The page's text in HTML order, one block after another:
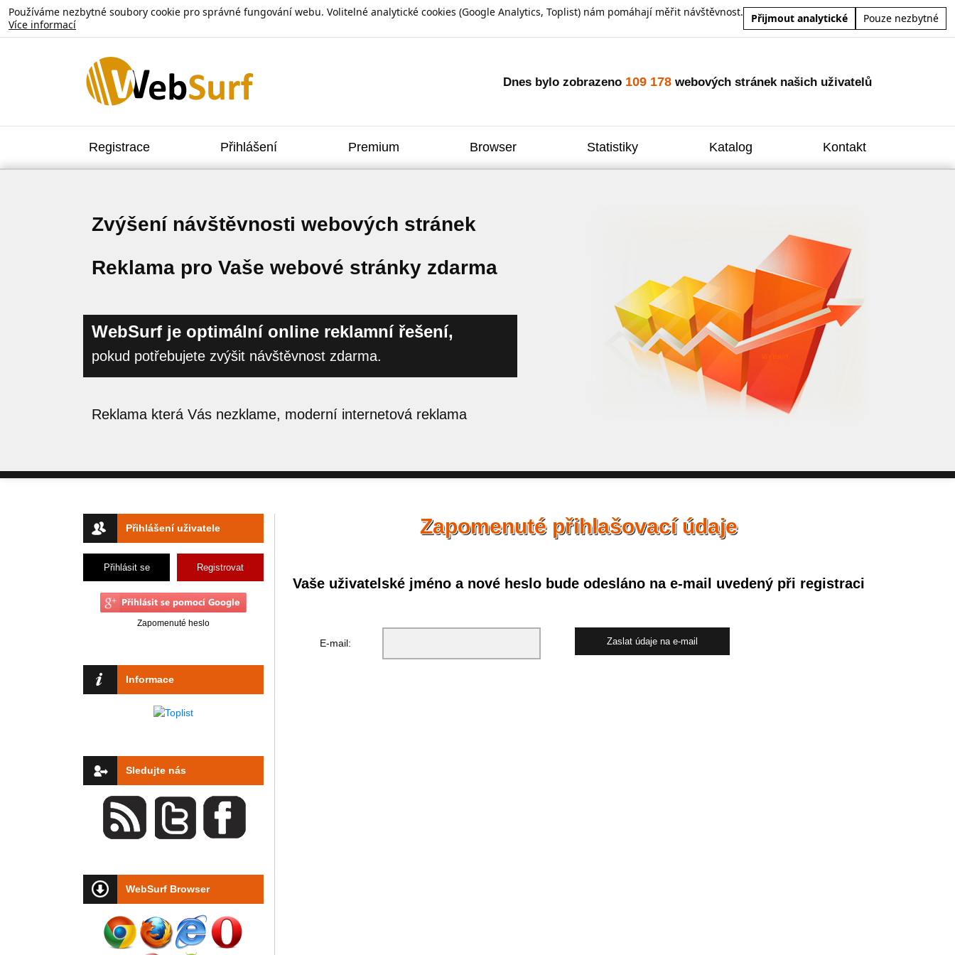
Používáme nezbytné soubory cookie pro správné fungování webu. Volitelné analytické cookies (Google Analytics, Toplist) nám pomáhají měřit návštěvnost.
Více informací
Přijmout analytické Pouze nezbytné
Dnes bylo zobrazeno 109 178 webových stránek našich uživatelů
Registrace Přihlášení Premium Browser Statistiky Katalog Kontakt
Zvýšení návštěvnosti webových stránek
Reklama pro Vaše webové stránky zdarma
WebSurf je optimální online reklamní řešení,
pokud potřebujete zvýšit návštěvnost zdarma.
Reklama která Vás nezklame, moderní internetová reklama
Přihlášení uživatele
Přihlásit se Registrovat
Zapomenuté heslo
Informace
Sledujte nás
WebSurf Browser
Zapomenuté přihlašovací údaje
Vaše uživatelské jméno a nové heslo bude odesláno na e-mail uvedený při registraci
E-mail: